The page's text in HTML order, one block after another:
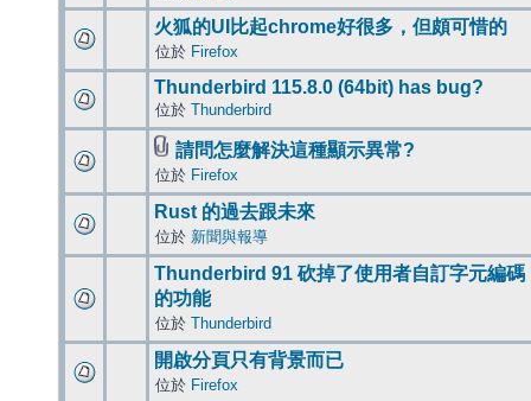
火狐的UI比起chrome好很多，但頗可惜的
位於 Firefox
Thunderbird 115.8.0 (64bit) has bug?
位於 Thunderbird
請問怎麼解決這種顯示異常?
位於 Firefox
Rust 的過去跟未來
位於 新聞與報導
Thunderbird 91 砍掉了使用者自訂字元編碼
的功能
位於 Thunderbird
開啟分頁只有背景而已
位於 Firefox